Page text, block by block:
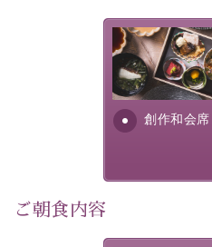
落防止ワイヤーを設置して
-----------【安心への取り組
個室料亭、貸切風呂のご利
滞在いただけるよう
30項目以上からなる独自の
■内容&特典■
・露天風呂付き客室のご利用
創作和会
美湖膳とは諏
提供する為に
明が考え出し
す。美しい諏
ご朝食内容